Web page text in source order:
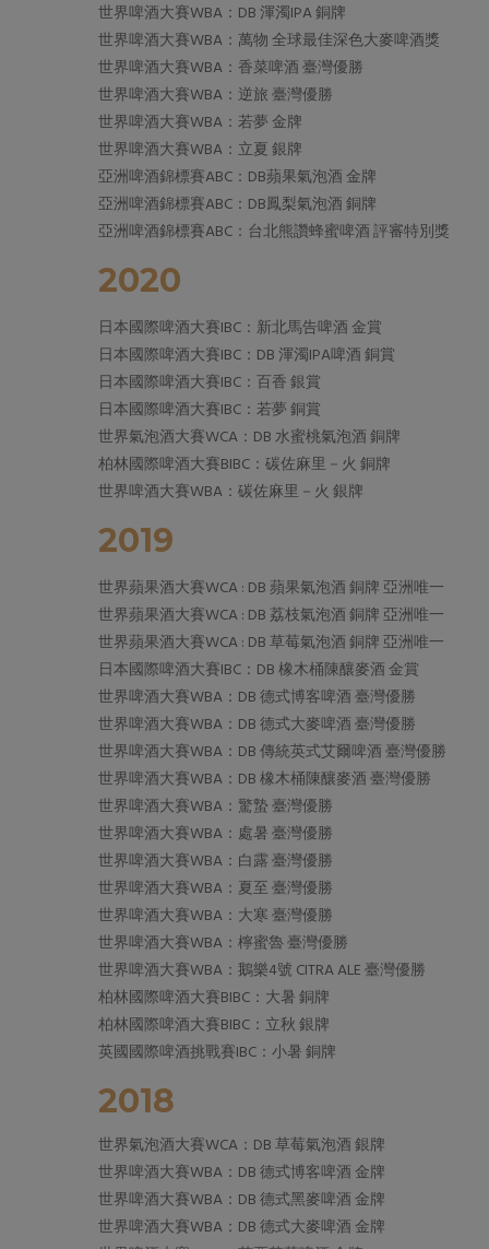
世界啤酒大賽WBA：DB 渾濁IPA 銅牌
世界啤酒大賽WBA：萬物 全球最佳深色大麥啤酒獎
世界啤酒大賽WBA：香菜啤酒 臺灣優勝
世界啤酒大賽WBA：逆旅 臺灣優勝
世界啤酒大賽WBA：若夢 金牌
世界啤酒大賽WBA：立夏 銀牌
亞洲啤酒錦標賽ABC：DB蘋果氣泡酒 金牌
亞洲啤酒錦標賽ABC：DB鳳梨氣泡酒 銅牌
亞洲啤酒錦標賽ABC：台北熊讚蜂蜜啤酒 評審特別獎
2020
日本國際啤酒大賽IBC：新北馬告啤酒 金賞
日本國際啤酒大賽IBC：DB 渾濁IPA啤酒 銅賞
日本國際啤酒大賽IBC：百香 銀賞
日本國際啤酒大賽IBC：若夢 銅賞
世界氣泡酒大賽WCA：DB 水蜜桃氣泡酒 銅牌
柏林國際啤酒大賽BIBC：碳佐麻里－火 銅牌
世界啤酒大賽WBA：碳佐麻里－火 銀牌
2019
世界蘋果酒大賽WCA : DB 蘋果氣泡酒 銅牌 亞洲唯一
世界蘋果酒大賽WCA : DB 荔枝氣泡酒 銅牌 亞洲唯一
世界蘋果酒大賽WCA : DB 草莓氣泡酒 銅牌 亞洲唯一
日本國際啤酒大賽IBC：DB 橡木桶陳釀麥酒 金賞
世界啤酒大賽WBA：DB 德式博客啤酒 臺灣優勝
世界啤酒大賽WBA：DB 德式大麥啤酒 臺灣優勝
世界啤酒大賽WBA：DB 傳統英式艾爾啤酒 臺灣優勝
世界啤酒大賽WBA：DB 橡木桶陳釀麥酒 臺灣優勝
世界啤酒大賽WBA：驚蟄 臺灣優勝
世界啤酒大賽WBA：處暑 臺灣優勝
世界啤酒大賽WBA：白露 臺灣優勝
世界啤酒大賽WBA：夏至 臺灣優勝
世界啤酒大賽WBA：大寒 臺灣優勝
世界啤酒大賽WBA：檸蜜魯 臺灣優勝
世界啤酒大賽WBA：鵝樂4號 CITRA ALE 臺灣優勝
柏林國際啤酒大賽BIBC：大暑 銅牌
柏林國際啤酒大賽BIBC：立秋 銀牌
英國國際啤酒挑戰賽IBC：小暑 銅牌
2018
世界氣泡酒大賽WCA：DB 草莓氣泡酒 銀牌
世界啤酒大賽WBA：DB 德式博客啤酒 金牌
世界啤酒大賽WBA：DB 德式黑麥啤酒 金牌
世界啤酒大賽WBA：DB 德式大麥啤酒 金牌